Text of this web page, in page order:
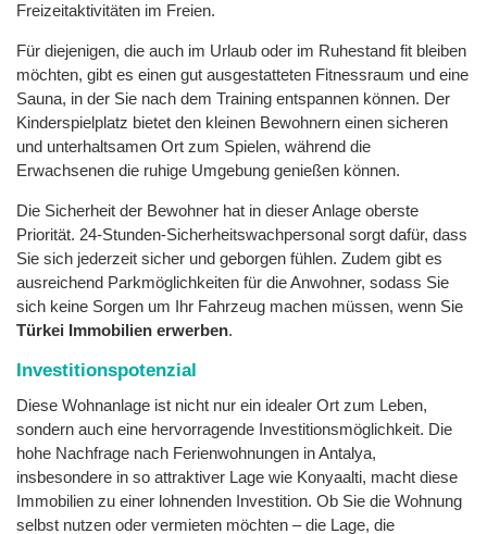
Freizeitaktivitäten im Freien.
Für diejenigen, die auch im Urlaub oder im Ruhestand fit bleiben
möchten, gibt es einen gut ausgestatteten Fitnessraum und eine
Sauna, in der Sie nach dem Training entspannen können. Der
Kinderspielplatz bietet den kleinen Bewohnern einen sicheren
und unterhaltsamen Ort zum Spielen, während die
Erwachsenen die ruhige Umgebung genießen können.
Die Sicherheit der Bewohner hat in dieser Anlage oberste
Priorität. 24-Stunden-Sicherheitswachpersonal sorgt dafür, dass
Sie sich jederzeit sicher und geborgen fühlen. Zudem gibt es
ausreichend Parkmöglichkeiten für die Anwohner, sodass Sie
sich keine Sorgen um Ihr Fahrzeug machen müssen, wenn Sie
Türkei Immobilien erwerben.
Investitionspotenzial
Diese Wohnanlage ist nicht nur ein idealer Ort zum Leben,
sondern auch eine hervorragende Investitionsmöglichkeit. Die
hohe Nachfrage nach Ferienwohnungen in Antalya,
insbesondere in so attraktiver Lage wie Konyaalti, macht diese
Immobilien zu einer lohnenden Investition. Ob Sie die Wohnung
selbst nutzen oder vermieten möchten – die Lage, die